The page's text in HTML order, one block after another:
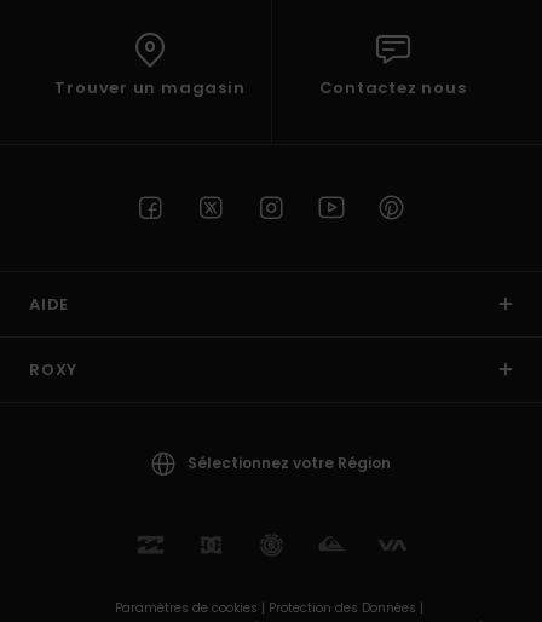
Trouver un magasin Contactez nous
AIDE
ROXY
Sélectionnez votre Région
Paramètres de cookies | Protection des Données |